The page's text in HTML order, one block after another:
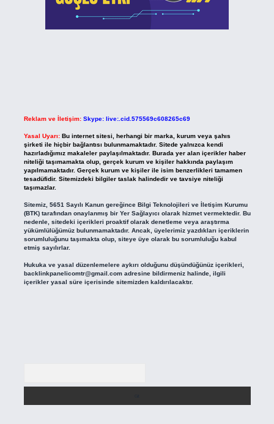
Reklam ve İletişim: Skype: live:.cid.575569c608265c69
Yasal Uyarı: Bu internet sitesi, herhangi bir marka, kurum veya şahıs
şirketi ile hiçbir bağlantısı bulunmamaktadır. Sitede yalnızca kendi
hazırladığımız makaleler paylaşılmaktadır. Burada yer alan içerikler haber
niteliği taşımamakta olup, gerçek kurum ve kişiler hakkında paylaşım
yapılmamaktadır. Gerçek kurum ve kişiler ile isim benzerlikleri tamamen
tesadüfidir. Sitemizdeki bilgiler taslak halindedir ve tavsiye niteliği
taşımazlar.
Sitemiz, 5651 Sayılı Kanun gereğince Bilgi Teknolojileri ve İletişim Kurumu
(BTK) tarafından onaylanmış bir Yer Sağlayıcı olarak hizmet vermektedir. Bu
nedenle, sitedeki içerikleri proaktif olarak denetleme veya araştırma
yükümlülüğümüz bulunmamaktadır. Ancak, üyelerimiz yazdıkları içeriklerin
sorumluluğunu taşımakta olup, siteye üye olarak bu sorumluluğu kabul
etmiş sayılırlar.
Hukuka ve yasal düzenlemelere aykırı olduğunu düşündüğünüz içerikleri,
backlinkpanelicomtr@gmail.comadresine bildirmeniz halinde, ilgili
içerikler yasal süre içerisinde sitemizden kaldırılacaktır.